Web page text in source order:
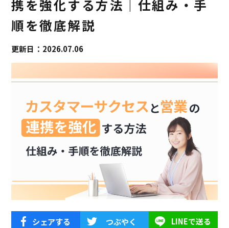
携を強化する方法｜仕組み・手
順を徹底解説
更新日：2026.07.06
シェアする つぶやく LINEで送る